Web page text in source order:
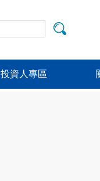
投資人專區